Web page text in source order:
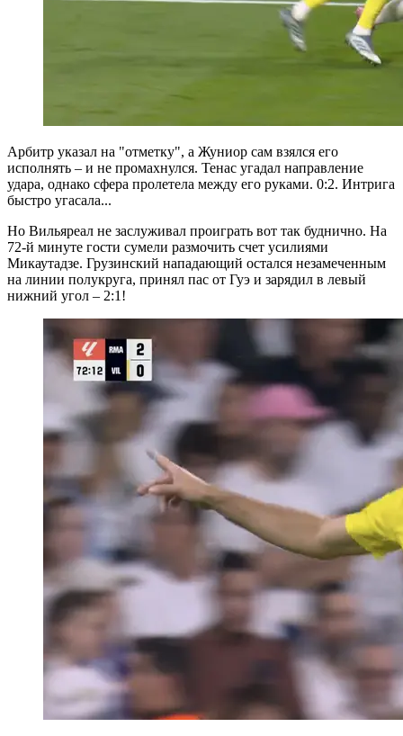
Арбитр указал на "отметку", а Жуниор сам взялся его
исполнять – и не промахнулся. Тенас угадал направление
удара, однако сфера пролетела между его руками. 0:2. Интрига
быстро угасала...
Но Вильяреал не заслуживал проиграть вот так буднично. На
72-й минуте гости сумели размочить счет усилиями
Микаутадзе. Грузинский нападающий остался незамеченным
на линии полукруга, принял пас от Гуэ и зарядил в левый
нижний угол – 2:1!